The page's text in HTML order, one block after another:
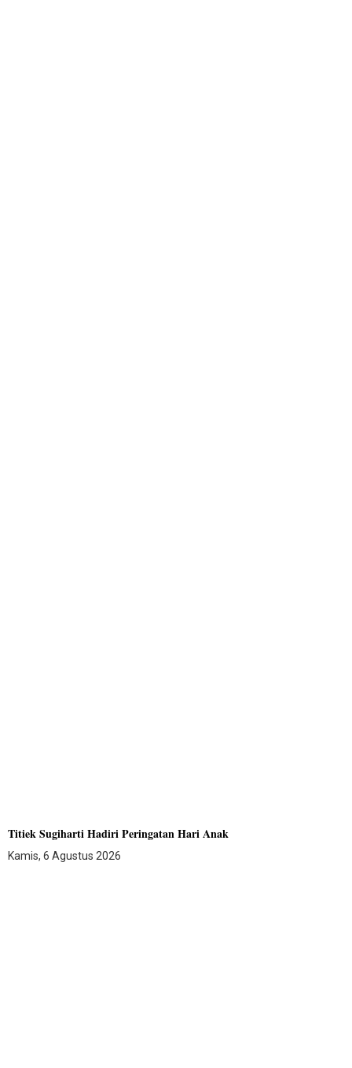
Titiek Sugiharti Hadiri Peringatan Hari Anak
Kamis, 6 Agustus 2026